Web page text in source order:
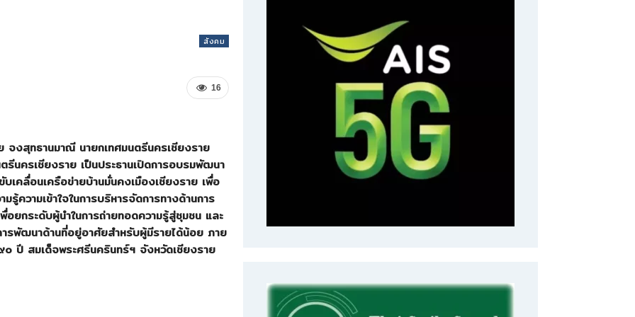
สังคม
16
งสุทธานมาณี นายกเทศมนตรีนครเชียงราย
นครเชียงราย เป็นประธานเปิดการอบรมพัฒนา
เคลื่อนเครือข่ายบ้านมั่นคงเมืองเชียงราย เพื่อ
ความเข้าใจในการบริหารจัดการทางด้านการ
ยกระดับผู้นำในการถ่ายทอดความรู้สู่ชุมชน และ
รพัฒนาด้านที่อยู่อาศัยสำหรับผู้มีรายได้น้อย ภาย
๐ ปี สมเด็จพระศรีนครินทร์ฯ จังหวัดเชียงราย